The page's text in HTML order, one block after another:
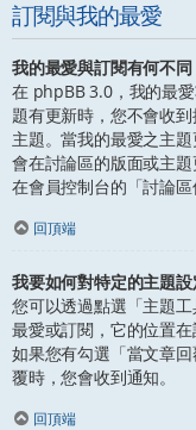
訂閱與我的最愛
我的最愛與訂閱有何不同
在 phpBB 3.0，我的最
題有更新時，您不會收
主題。當我的最愛之主
會在討論區的版面或主
在會員控制台的「討論區
回頂端
我要如何對特定的主題
您可以透過點選「主題
最愛或訂閱，它的位置在
如果您有勾選「當文章
覆時，您會收到通知。
回頂端